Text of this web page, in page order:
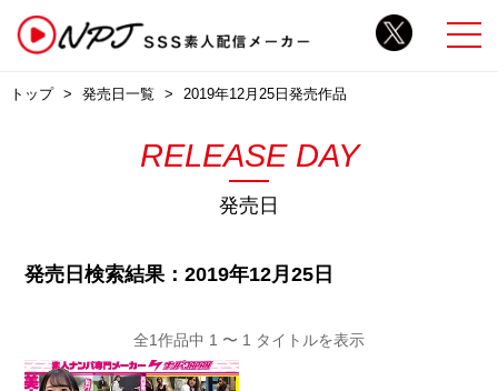
トップ 発売日一覧 2019年12月25日発売作品
RELEASE DAY
発売日
発売日検索結果：2019年12月25日
全1作品中 1 〜 1 タイトルを表示